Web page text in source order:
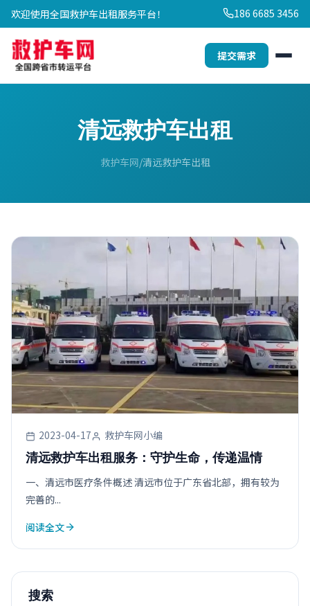
欢迎使用全国救护车出租服务平台！ 186 6685 3456
提交需求
清远救护车出租
救护车网 清远救护车出租
2023-04-17 救护车网小编
清远救护车出租服务：守护生命，传递温情
一、清远市医疗条件概述 清远市位于广东省北部，拥有较为
完善的...
阅读全文
搜索